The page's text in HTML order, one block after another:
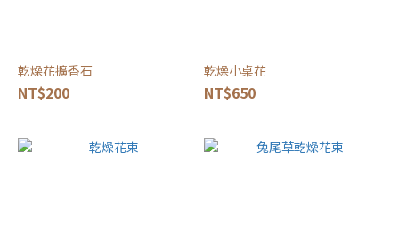
乾燥花擴香石
NT$200
乾燥小桌花
NT$650